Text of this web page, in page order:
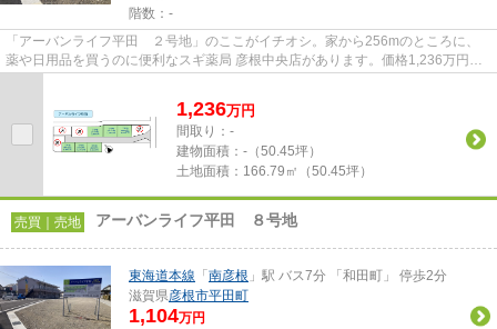
階数：-
「アーバンライフ平田 ２号地」のここがイチオシ。家から256mのところに、
薬や日用品を買うのに便利なスギ薬局 彦根中央店があります。価格1,236万円の
1,236万円
間取り：-
建物面積： -（50.45坪）
土地面積： 166.79㎡（50.45坪）
売買｜売地 アーバンライフ平田 ８号地
東海道本線 「 南彦根 」駅 バス7分 「和田町」 停歩2分
滋賀県彦根市平田町
1,104万円